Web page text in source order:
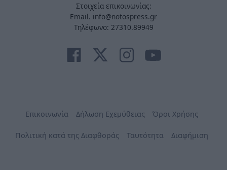
Στοιχεία επικοινωνίας:
Email. info@notospress.gr
Τηλέφωνο: 27310.89949
Επικοινωνία Δήλωση Εχεμύθειας Όροι Χρήσης
Πολιτική κατά της Διαφθοράς Ταυτότητα Διαφήμιση